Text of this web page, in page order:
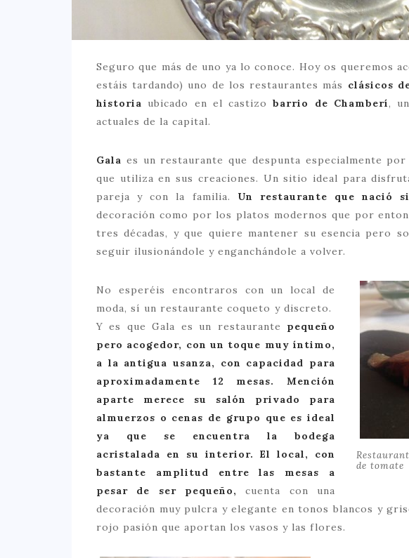
Seguro que más de uno ya lo conoce. Hoy os queremos
estáis tardando) uno de los restaurantes más clásicos
historia ubicado en el castizobarrio de Chamberí,
actuales de la capital.
Gala es un restaurante que despunta especialmente
que utiliza en sus creaciones. Un sitio ideal para
pareja y con la familia. Un restaurante que nació
decoración como por los platos modernos que por
tres décadas, y que quiere mantener su esencia pero
seguir ilusionándole y enganchándole a volver.
de tomate
No esperéis encontraros con un local de
moda, sí un restaurante coqueto y discreto.
Y es que Gala es un restaurante pequeño
pero acogedor, con un toque muy íntimo,
a la antigua usanza, con capacidad para
aproximadamente 12 mesas. Mención
aparte merece su salón privado
para
almuerzos o cenas de grupo que es ideal
ya que se encuentra la bodega
acristalada en su interior. El local, con
bastante amplitud entre las mesas a
pesar de ser pequeño,
cuenta con una
decoración muy pulcra y elegante en tonos blancos y
rojo pasión que aportan los vasos y las flores.